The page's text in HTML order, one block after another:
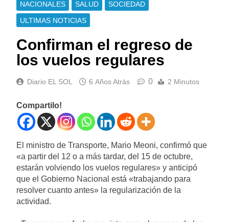
NACIONALES SALUD
SOCIEDAD
ULTIMAS NOTICIAS
Confirman el regreso de
los vuelos regulares
Diario EL SOL 6 Años Atrás 0 2 Minutos
Compartilo!
El ministro de Transporte, Mario Meoni, confirmó que
«a partir del 12 o a más tardar, del 15 de octubre,
estarán volviendo los vuelos regulares» y anticipó
que el Gobierno Nacional está «trabajando para
resolver cuanto antes» la regularización de la
actividad.